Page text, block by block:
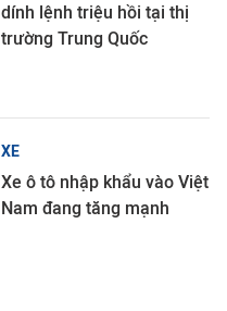
dính lệnh triệu hồi tại thị
trường Trung Quốc
XE
Xe ô tô nhập khẩu vào Việt
Nam đang tăng mạnh